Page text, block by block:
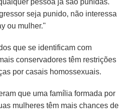
seja punido, não interessa
ou mulher."
que se identificam com
conservadores têm restrições
por casais homossexuais.
que uma família formada por
mulheres têm mais chances de